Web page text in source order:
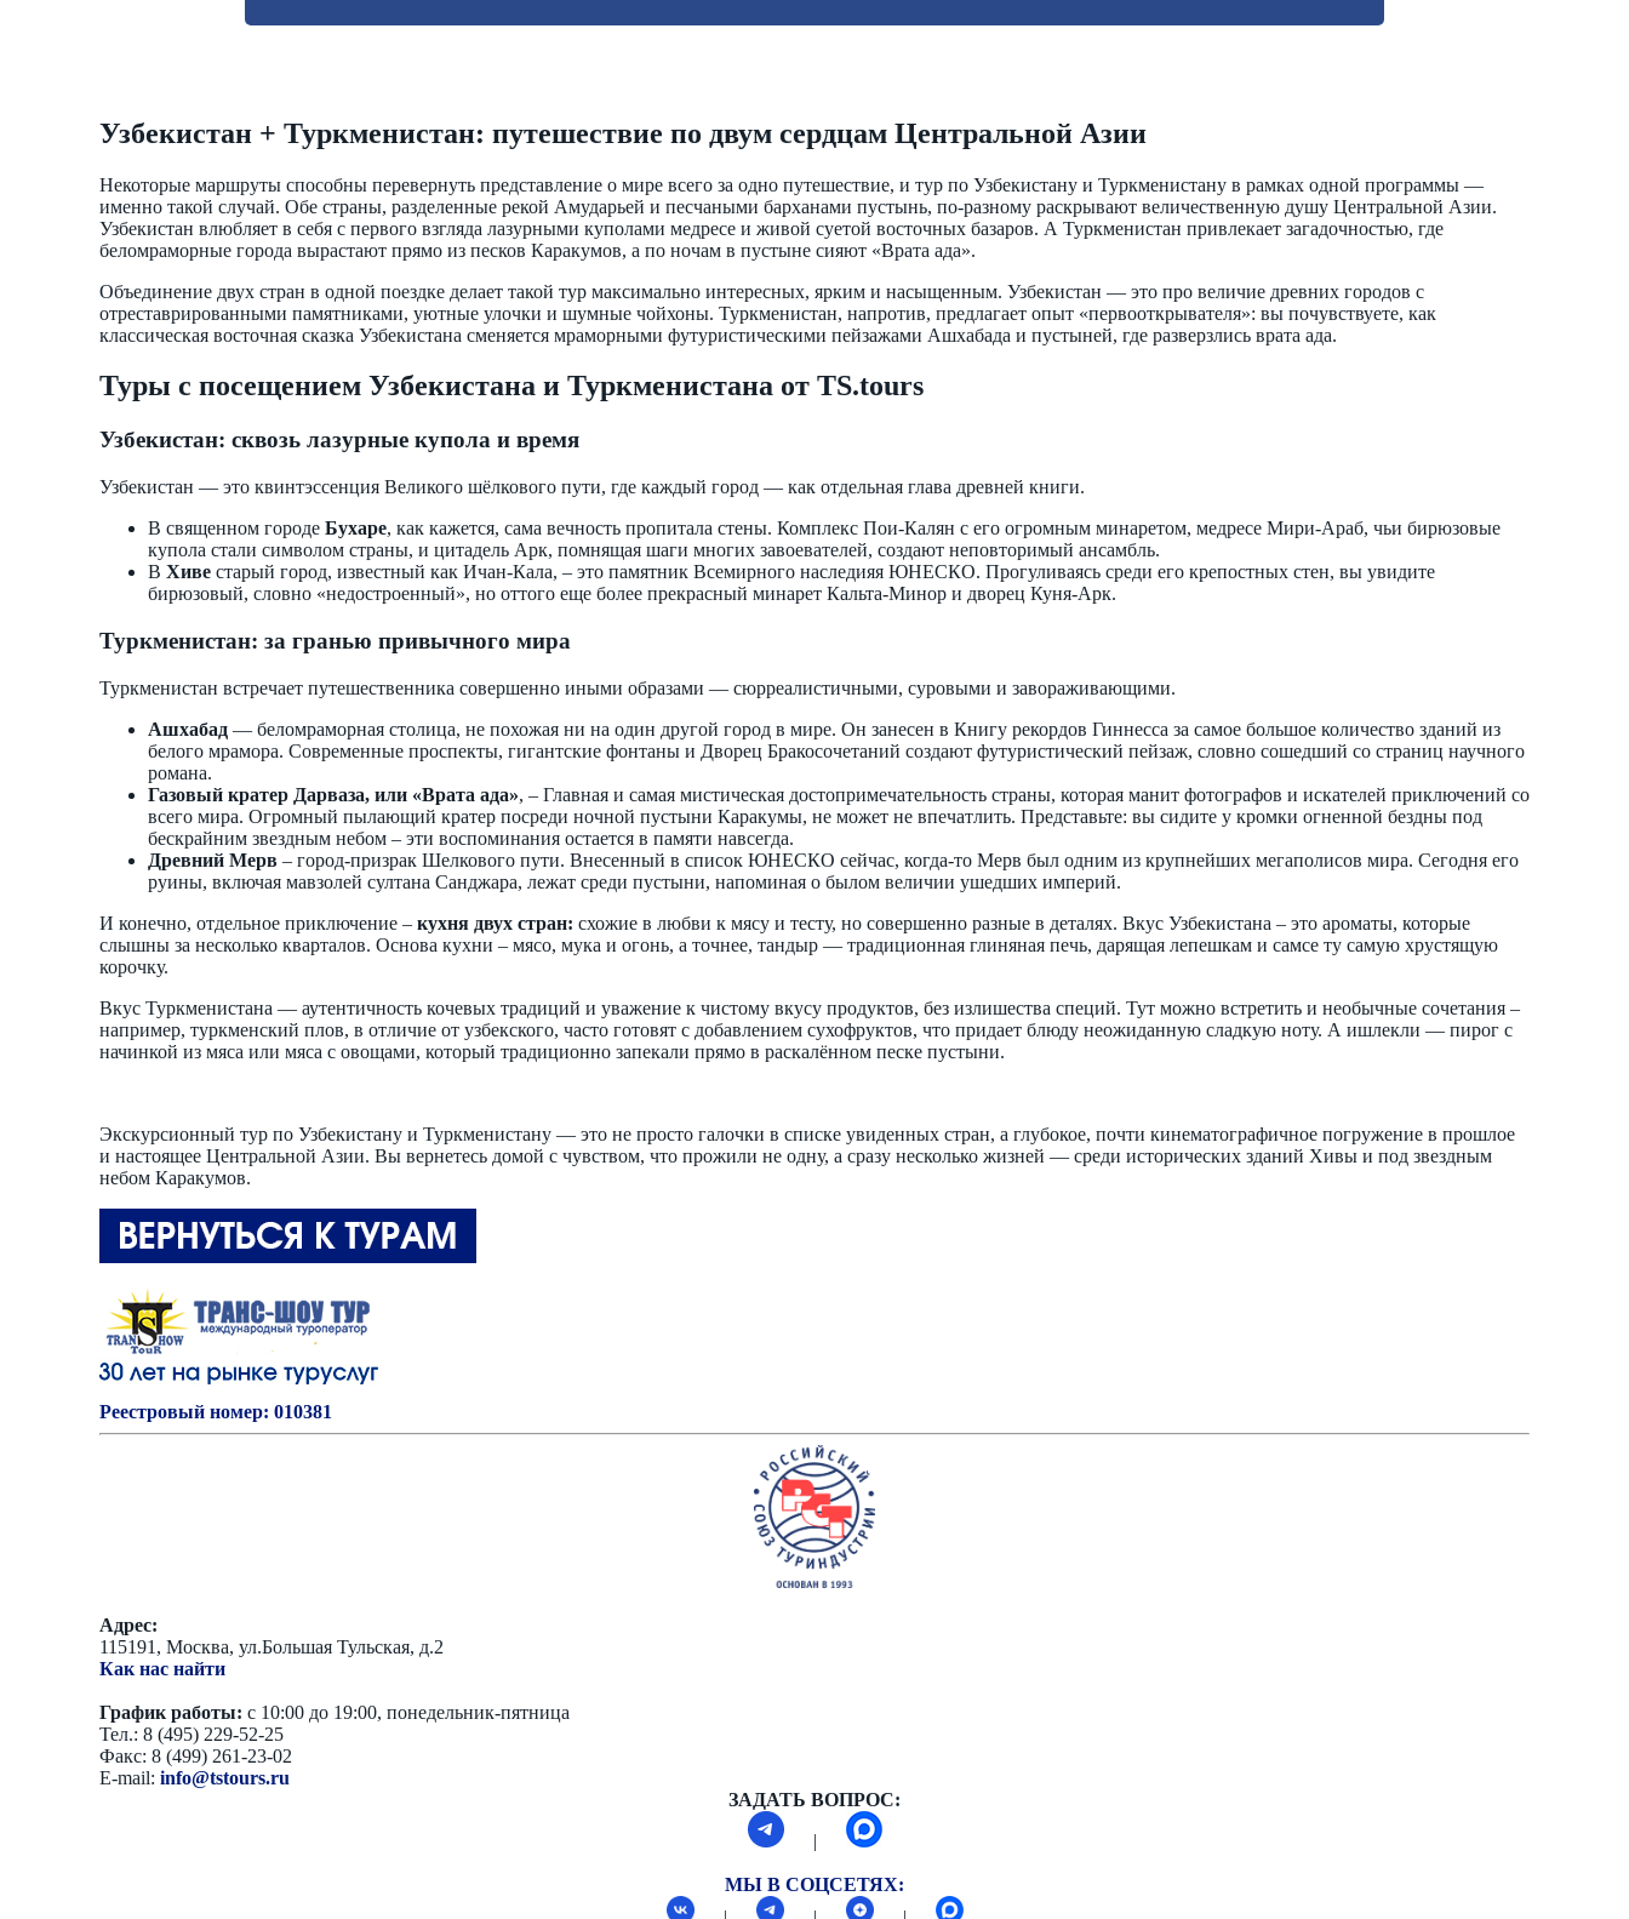
Узбекистан + Туркменистан: путешествие по двум сердцам Центральной Азии
Некоторые маршруты способны перевернуть представление о мире всего за одно путешествие, и тур по Узбекистану и Туркменистану в рамках одной программы —
именно такой случай. Обе страны, разделенные рекой Амударьей и песчаными барханами пустынь, по-разному раскрывают величественную душу Центральной Азии.
Узбекистан влюбляет в себя с первого взгляда лазурными куполами медресе и живой суетой восточных базаров. А Туркменистан привлекает загадочностью, где
беломраморные города вырастают прямо из песков Каракумов, а по ночам в пустыне сияют «Врата ада».
Объединение двух стран в одной поездке делает такой тур максимально интересных, ярким и насыщенным. Узбекистан — это про величие древних городов с
отреставрированными памятниками, уютные улочки и шумные чойхоны. Туркменистан, напротив, предлагает опыт «первооткрывателя»: вы почувствуете, как
классическая восточная сказка Узбекистана сменяется мраморными футуристическими пейзажами Ашхабада и пустыней, где разверзлись врата ада.
Туры с посещением Узбекистана и Туркменистана от TS.tours
Узбекистан: сквозь лазурные купола и время
Узбекистан — это квинтэссенция Великого шёлкового пути, где каждый город — как отдельная глава древней книги.
В священном городе Бухаре, как кажется, сама вечность пропитала стены. Комплекс Пои-Калян с его огромным минаретом, медресе Мири-Араб, чьи бирюзовые
купола стали символом страны, и цитадель Арк, помнящая шаги многих завоевателей, создают неповторимый ансамбль.
В Хиве старый город, известный как Ичан-Кала, – это памятник Всемирного наследияя ЮНЕСКО. Прогуливаясь среди его крепостных стен, вы увидите
бирюзовый, словно «недостроенный», но оттого еще более прекрасный минарет Кальта-Минор и дворец Куня-Арк.
Туркменистан: за гранью привычного мира
Туркменистан встречает путешественника совершенно иными образами — сюрреалистичными, суровыми и завораживающими.
Ашхабад — беломраморная столица, не похожая ни на один другой город в мире. Он занесен в Книгу рекордов Гиннесса за самое большое количество зданий из
белого мрамора. Современные проспекты, гигантские фонтаны и Дворец Бракосочетаний создают футуристический пейзаж, словно сошедший со страниц научного
романа.
Газовый кратер Дарваза, или «Врата ада», – Главная и самая мистическая достопримечательность страны, которая манит фотографов и искателей приключений со
всего мира. Огромный пылающий кратер посреди ночной пустыни Каракумы, не может не впечатлить. Представьте: вы сидите у кромки огненной бездны под
бескрайним звездным небом – эти воспоминания остается в памяти навсегда.
Древний Мерв – город-призрак Шелкового пути. Внесенный в список ЮНЕСКО сейчас, когда-то Мерв был одним из крупнейших мегаполисов мира. Сегодня его
руины, включая мавзолей султана Санджара, лежат среди пустыни, напоминая о былом величии ушедших империй.
И конечно, отдельное приключение – кухня двух стран: схожие в любви к мясу и тесту, но совершенно разные в деталях. Вкус Узбекистана – это ароматы, которые
слышны за несколько кварталов. Основа кухни – мясо, мука и огонь, а точнее, тандыр — традиционная глиняная печь, дарящая лепешкам и самсе ту самую хрустящую
корочку.
Вкус Туркменистана — аутентичность кочевых традиций и уважение к чистому вкусу продуктов, без излишества специй. Тут можно встретить и необычные сочетания –
например, туркменский плов, в отличие от узбекского, часто готовят с добавлением сухофруктов, что придает блюду неожиданную сладкую ноту. А ишлекли — пирог с
начинкой из мяса или мяса с овощами, который традиционно запекали прямо в раскалённом песке пустыни.
Экскурсионный тур по Узбекистану и Туркменистану — это не просто галочки в списке увиденных стран, а глубокое, почти кинематографичное погружение в прошлое
и настоящее Центральной Азии. Вы вернетесь домой с чувством, что прожили не одну, а сразу несколько жизней — среди исторических зданий Хивы и под звездным
небом Каракумов.
Реестровый номер: 010381
Адрес:
115191, Москва, ул.Большая Тульская, д.2
Как нас найти
График работы: с 10:00 до 19:00, понедельник-пятница
Тел.: 8 (495) 229-52-25
Факс: 8 (499) 261-23-02
E-mail: info@tstours.ru
ЗАДАТЬ ВОПРОС:
|
МЫ В СОЦСЕТЯХ: